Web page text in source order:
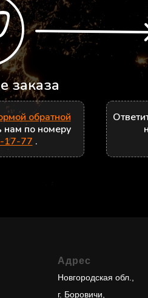
заказа
обратной
нам по номеру
17-77 .
Адрес
Новгородская обл.,
г. Боровичи,